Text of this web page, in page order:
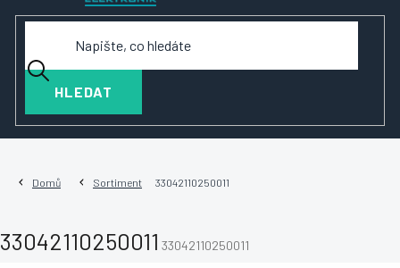
HLEDAT
Domů Sortiment 33042110250011
33042110250011 33042110250011